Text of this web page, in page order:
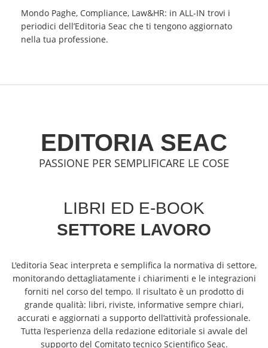
Mondo Paghe, Compliance, Law&HR: in ALL-IN trovi i
periodici dell’Editoria Seac che ti tengono aggiornato
nella tua professione.
EDITORIA SEAC
PASSIONE PER SEMPLIFICARE LE COSE
LIBRI ED E-BOOK
SETTORE LAVORO
L'editoria Seac interpreta e semplifica la normativa di settore,
monitorando dettagliatamente i chiarimenti e le integrazioni
forniti nel corso del tempo. Il risultato è un prodotto di
grande qualità: libri, riviste, informative sempre chiari,
accurati e aggiornati a supporto dell’attività professionale.
Tutta l’esperienza della redazione editoriale si avvale del
supporto del Comitato tecnico Scientifico Seac.